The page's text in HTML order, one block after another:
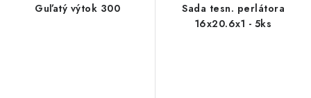
Guľatý výtok 300
Sada tesn. perlátora
16x20.6x1 - 5ks